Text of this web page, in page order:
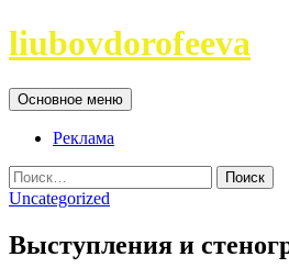
Перейти
к
liubovdorofeeva
Поиск
Основное меню
Реклама
Найти:
Uncategorized
Выступления и